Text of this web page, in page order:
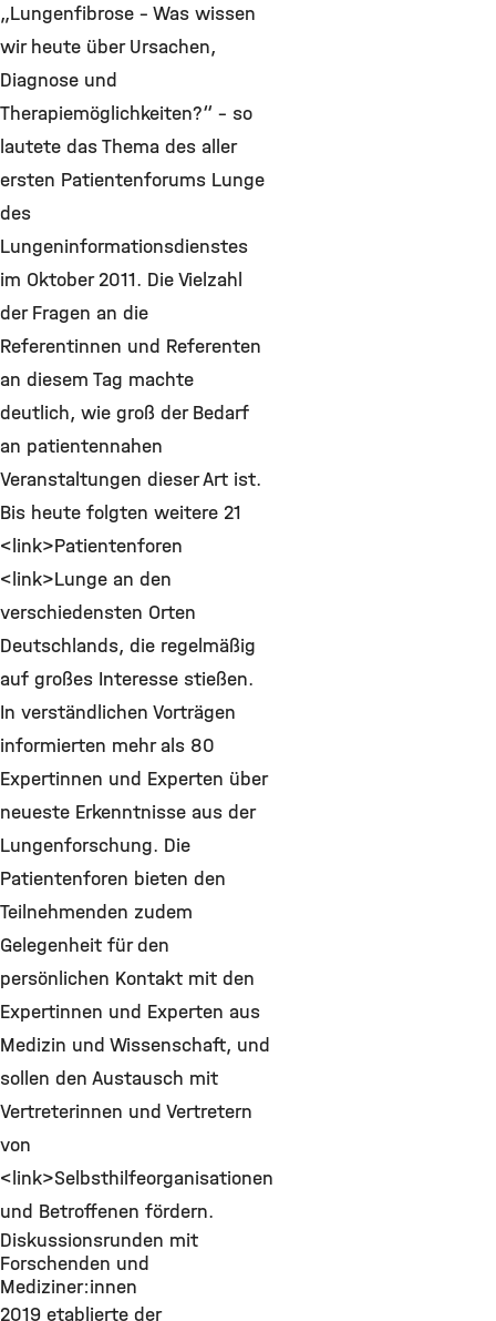
„Lungenfibrose – Was wissen
wir heute über Ursachen,
Diagnose und
Therapiemöglichkeiten?“ – so
lautete das Thema des aller
ersten Patientenforums Lunge
des
Lungeninformationsdienstes
im Oktober 2011. Die Vielzahl
der Fragen an die
Referentinnen und Referenten
an diesem Tag machte
deutlich, wie groß der Bedarf
an patientennahen
Veranstaltungen dieser Art ist.
Bis heute folgten weitere 21
<link>Patientenforen
<link>Lunge an den
verschiedensten Orten
Deutschlands, die regelmäßig
auf großes Interesse stießen.
In verständlichen Vorträgen
informierten mehr als 80
Expertinnen und Experten über
neueste Erkenntnisse aus der
Lungenforschung. Die
Patientenforen bieten den
Teilnehmenden zudem
Gelegenheit für den
persönlichen Kontakt mit den
Expertinnen und Experten aus
Medizin und Wissenschaft, und
sollen den Austausch mit
Vertreterinnen und Vertretern
von
<link>Selbsthilfeorganisationen
und Betroffenen fördern.
Diskussionsrunden mit
Forschenden und
Mediziner:innen
2019 etablierte der